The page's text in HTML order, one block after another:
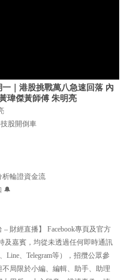
一｜港股挑戰萬八急速回落 內
瑋傑黃師傅 朱明亮
股開倒車
析輪證資金流
🔔
財經直播】 Facebook專頁及官方
及嘉賓，均從未透過任何即時通訊
Line、Telegram等），招攬公眾參
局限於小編、編輯、助手、助理